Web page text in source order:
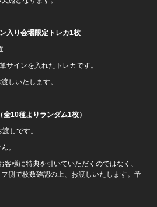
入り会場限定トレカ1枚
インを入れたトレカです。
しいたします。
全10種よりランダム1枚）
しです。
。
様に特典を引いていただくのではなく、
側で枚数確認の上、お渡しいたします。予